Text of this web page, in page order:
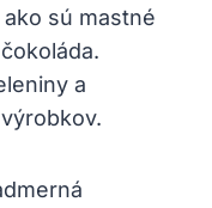
sú mastné
a